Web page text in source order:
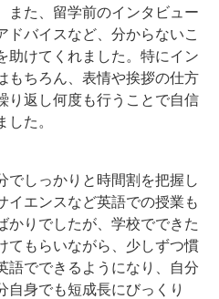
また、留学前のインタビュー
バイスなど、分からないこ
助けてくれました。特にイン
もちろん、表情や挨拶の仕方
り返し何度も行うことで自信
た。
でしっかりと時間割を把握し
イエンスなど英語での授業も
かりでしたが、学校でできた
てもらいながら、少しずつ慣
語でできるようになり、自分
自身でも短成長にびっくり